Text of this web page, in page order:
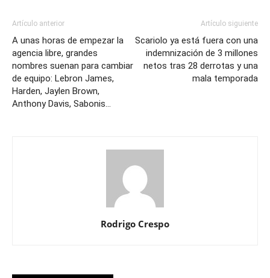
Artículo anterior
A unas horas de empezar la
agencia libre, grandes
nombres suenan para cambiar
de equipo: Lebron James,
Harden, Jaylen Brown,
Anthony Davis, Sabonis…
Artículo siguiente
Scariolo ya está fuera con una
indemnización de 3 millones
netos tras 28 derrotas y una
mala temporada
Rodrigo Crespo